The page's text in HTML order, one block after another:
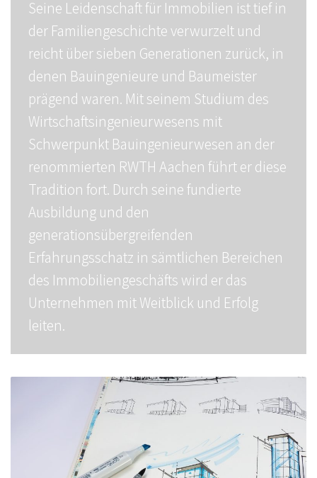
Seine Leidenschaft für Immobilien ist tief in
der Familiengeschichte verwurzelt und
reicht über sieben Generationen zurück, in
denen Bauingenieure und Baumeister
prägend waren. Mit seinem Studium des
Wirtschaftsingenieurwesens mit
Schwerpunkt Bauingenieurwesen an der
renommierten RWTH Aachen führt er diese
Tradition fort. Durch seine fundierte
Ausbildung und den
generationsübergreifenden
Erfahrungsschatz in sämtlichen Bereichen
des Immobiliengeschäfts wird er das
Unternehmen mit Weitblick und Erfolg
leiten.